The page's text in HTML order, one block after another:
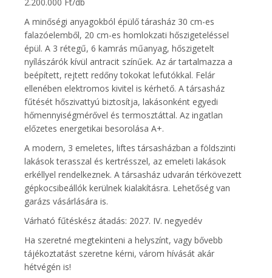
A minőségi anyagokból épülő tárasház 30 cm-es
falazóelemből, 20 cm-es homlokzati hőszigeteléssel
épül. A 3 rétegű, 6 kamrás műanyag, hőszigetelt
nyílászárók kívül antracit színűek. Az ár tartalmazza a
beépített, rejtett redőny tokokat lefutókkal. Felár
ellenében elektromos kivitel is kérhető. A társasház
fűtését hőszivattyú biztosítja, lakásonként egyedi
hőmennyiségmérővel és termosztáttal. Az ingatlan
előzetes energetikai besorolása A+.
A modern, 3 emeletes, liftes társasházban a földszinti
lakások terasszal és kertrésszel, az emeleti lakások
erkéllyel rendelkeznek. A társasház udvarán térkövezett
gépkocsibeállók kerülnek kialakításra. Lehetőség van
garázs vásárlására is.
Várható fűtéskész átadás: 2027. IV. negyedév
Ha szeretné megtekinteni a helyszínt, vagy bővebb
tájékoztatást szeretne kérni, várom hívását akár
hétvégén is!